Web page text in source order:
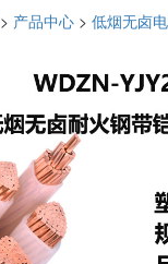
> 产品中心 > 低烟无卤